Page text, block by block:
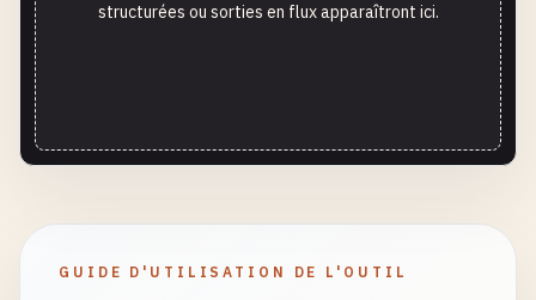
structurées ou sorties en flux apparaîtront ici.
GUIDE D'UTILISATION DE L'OUTIL